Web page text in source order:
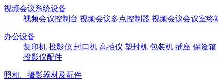
视频会议系统设备
视频会议控制台 视频会议多点控制器 视频会议会议室终
办公设备
复印机 投影仪 封口机 高拍仪 塑封机 包装机 插座 保险箱
投影仪配件
照相、摄影器材及配件